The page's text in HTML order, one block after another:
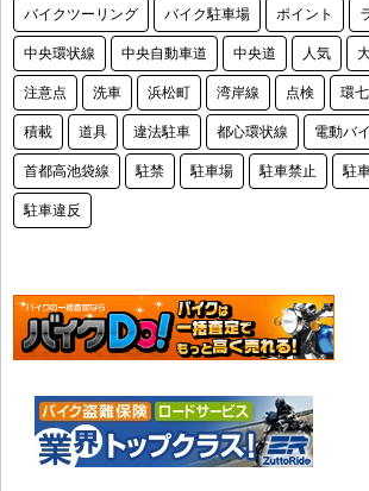
バイクツーリング バイク駐車場 ポイント
中央環状線 中央自動車道 中央道 人気
注意点 洗車 浜松町 湾岸線 点検 環七
積載 道具 違法駐車 都心環状線 電動バ
首都高池袋線 駐禁 駐車場 駐車禁止 駐
駐車違反